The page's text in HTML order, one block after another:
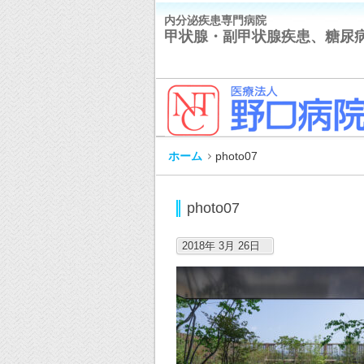
内分泌疾患専門病院
甲状腺・副甲状腺疾患、糖尿
ホーム photo07
photo07
2018年 3月 26日